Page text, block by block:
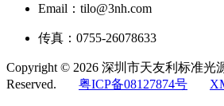
Email：tilo@3nh.com
传真：0755-26078633
Copyright © 2026 深圳市天友利标准光
Reserved. 粤ICP备08127874号